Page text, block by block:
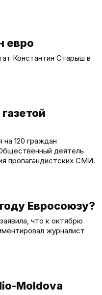
евро
Константин Старыш в
120 граждан
деятель
пропагандистских СМИ.
Евросоюзу?
что к октябрю
журналист
Moldova